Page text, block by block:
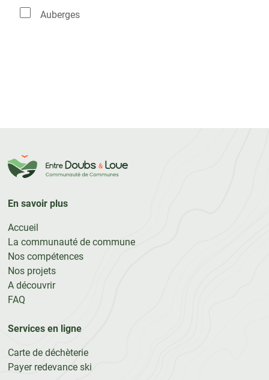
Auberges
En savoir plus
Accueil
La communauté de commune
Nos compétences
Nos projets
A découvrir
FAQ
Services en ligne
Carte de déchèterie
Payer redevance ski